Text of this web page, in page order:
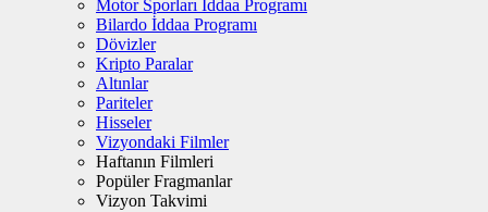
Motor Sporları İddaa Programı
Bilardo İddaa Programı
Dövizler
Kripto Paralar
Altınlar
Pariteler
Hisseler
Vizyondaki Filmler
Haftanın Filmleri
Popüler Fragmanlar
Vizyon Takvimi